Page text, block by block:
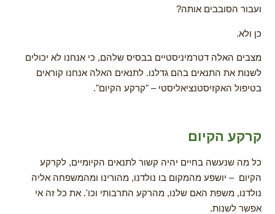
ועבור הסובבים אותה?
כן ולא.
מצבים האלה דטרמיניסטיים בבסיס שלהם, כי אנחנו לא יכולים
לשנות את התנאים בהם גדלנו. לתנאים האלה אנחנו קוראים
בטיפול האקזיסטנציאליסטי – "קרקע הקיום".
קרקע הקיום
כל מה שנעשה בחיים יהיה קשור לתנאים הקיומיים, לקרקע
הקיום – יושפע מהמקום בו נולדנו, מהורינו ומהמשפחה אליה
נולדנו, משפת האם שלנו, מהרקע התרבותי וכו'. את כל זה אי
אפשר לשנות.